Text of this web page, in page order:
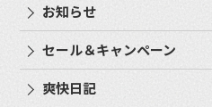
お知らせ
セール＆キャンペーン
爽快日記